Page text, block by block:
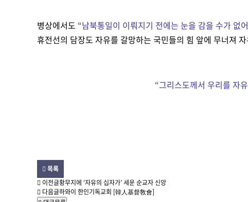
병상에서도 “남북통일이 이뤄지기 전에는 눈을 감을 수가 없어
휴전선의 담장도 자유를 갈망하는 국민들의 힘 앞에 무너져
“그리스도께서 우리를 자
목록
이전글황무지에 ‘자유의 십자가’ 세운 순교자 신앙
다음글하와이 한인기독교회 [韓人基督敎會]